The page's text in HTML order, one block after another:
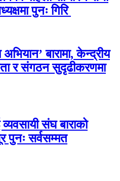
पुनः गिरि
बारामा, केन्द्रीय
र संगठन सुदृढीकरणमा
संघ बाराको
पुनः सर्वसम्मत